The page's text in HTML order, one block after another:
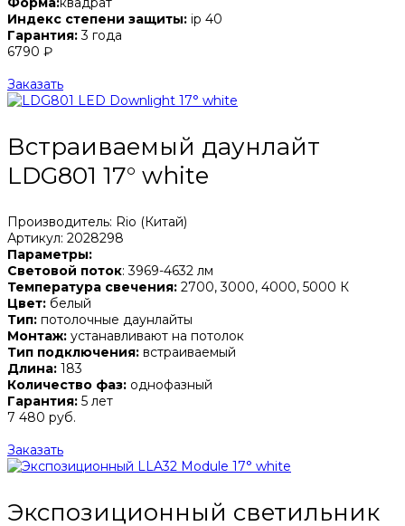
Индекс степени защиты: ip 40
Гарантия:3 года
6790 ₽
Заказать
Встраиваемый даунлайт
LDG801 17° white
Производитель: Rio (Китай)
Артикул: 2028298
Параметры:
Световой поток: 3969-4632 лм
Температура свечения: 2700, 3000, 4000, 5000 К
Цвет: белый
Тип: потолочные даунлайты
Монтаж: устанавливают на потолок
Тип подключения: встраиваемый
Длина: 183
Количество фаз: однофазный
Гарантия: 5 лет
7 480 руб.
Заказать
Экспозиционный светильник